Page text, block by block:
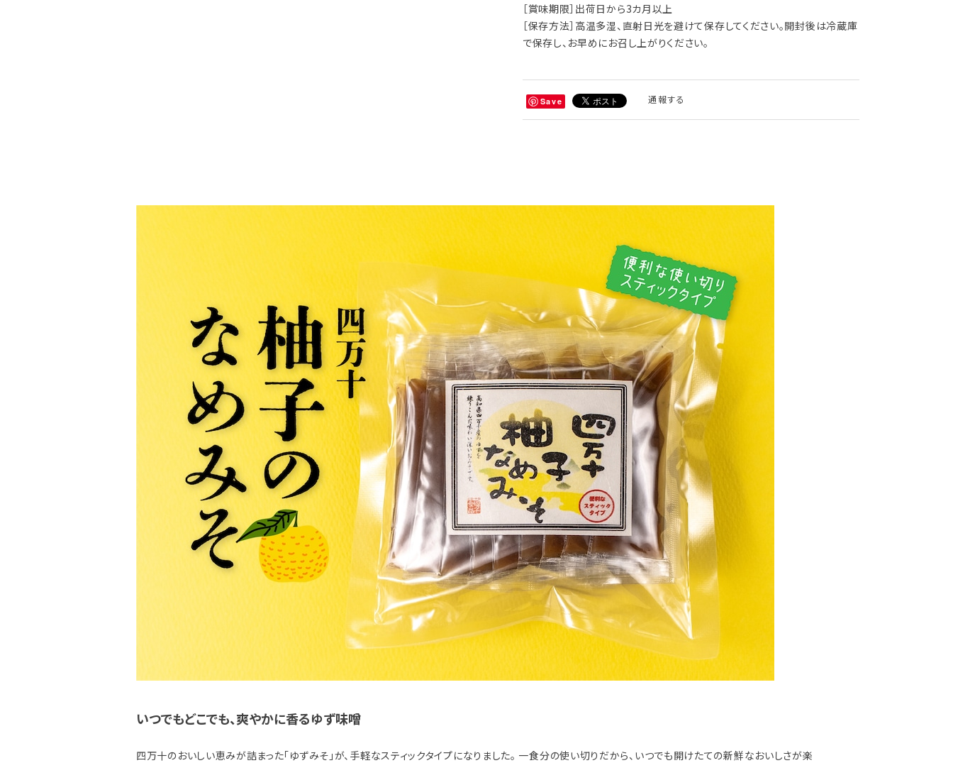
［賞味期限］出荷日から3カ月以上
［保存方法］高温多湿、直射日光を避けて保存してください。開封後は冷蔵庫
で保存し、お早めにお召し上がりください。
Save 通報する
いつでもどこでも、爽やかに香るゆず味噌
四万十のおいしい恵みが詰まった「ゆずみそ」が、手軽なスティックタイプになりました。 一食分の使い切りだから、いつでも開けたての新鮮なおいしさが楽